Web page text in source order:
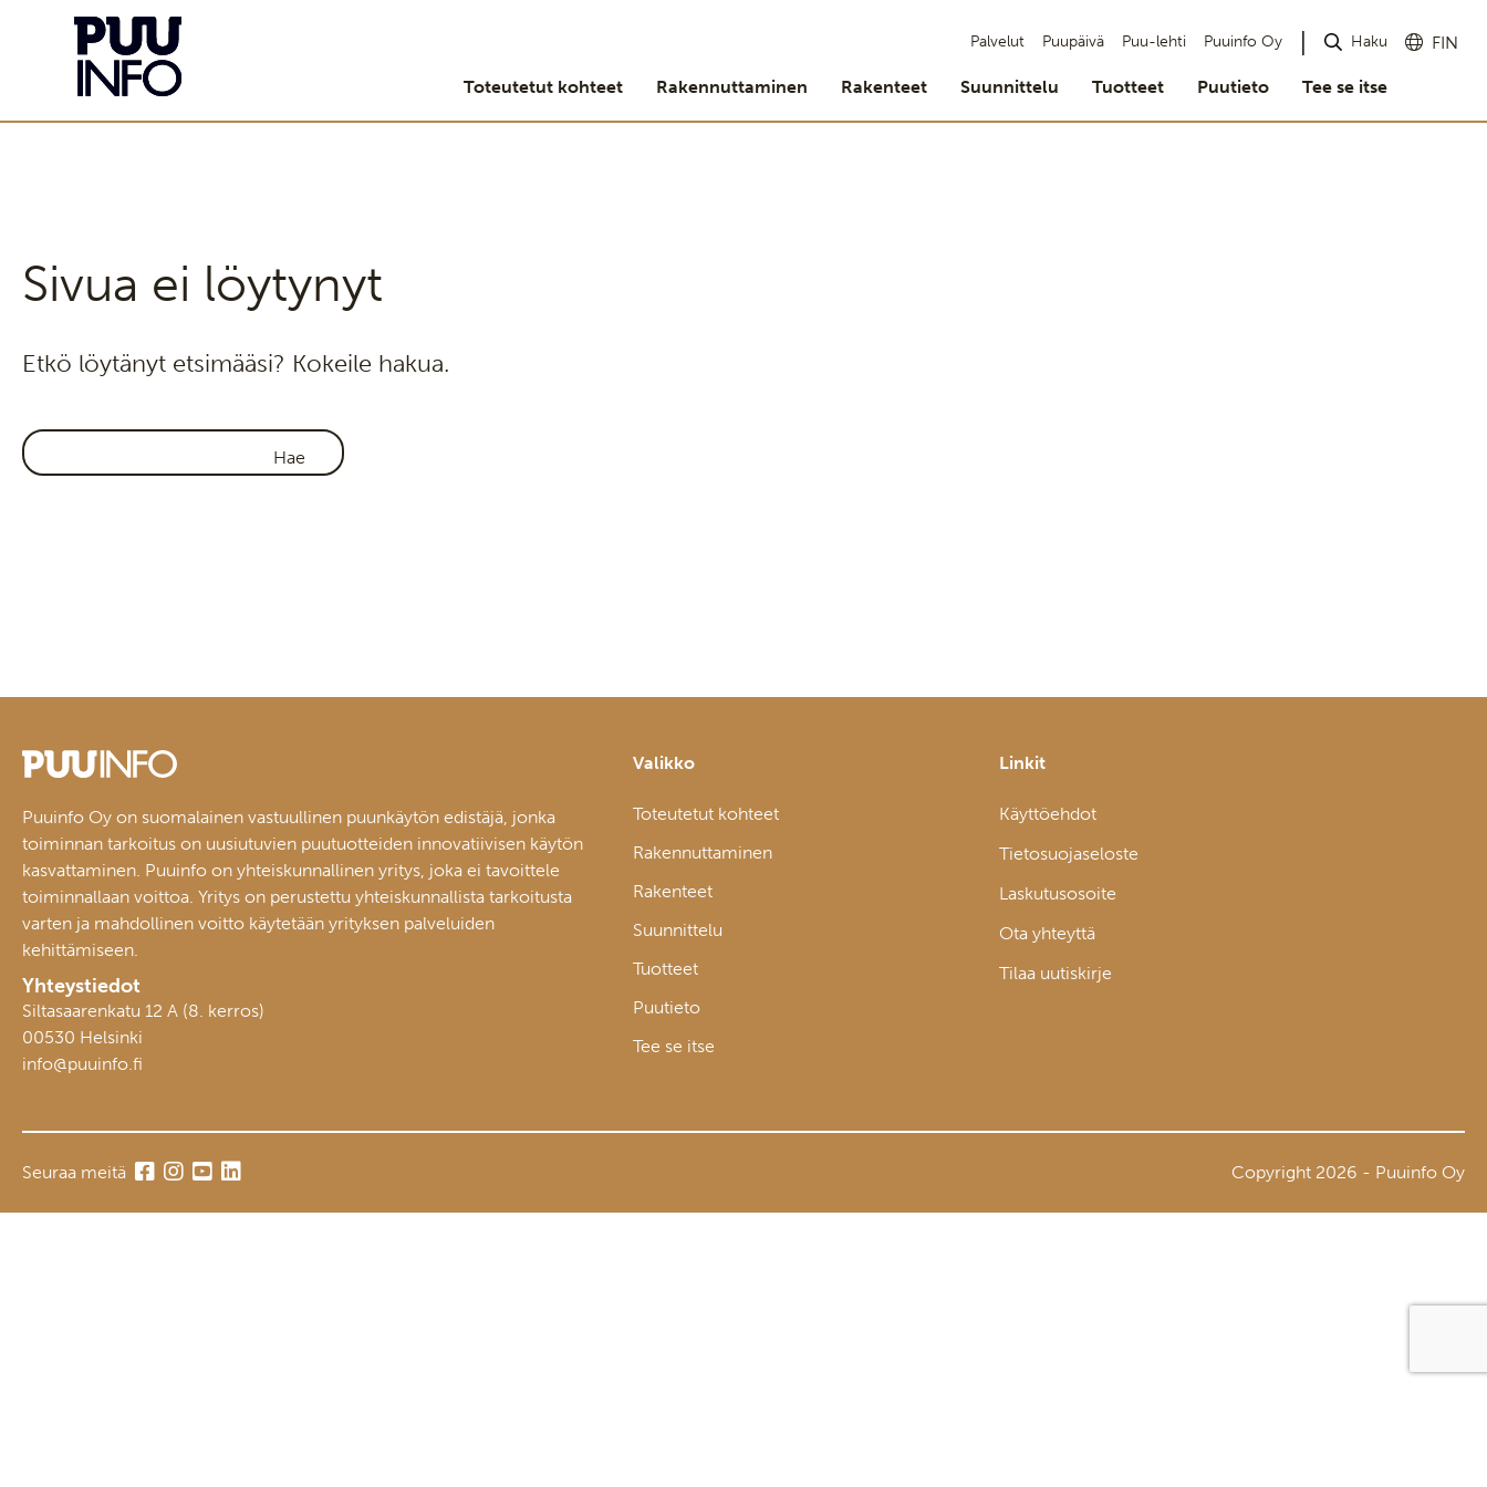
Palvelut Puupäivä Puu-lehti Puuinfo Oy Haku FIN
Toteutetut kohteet Rakennuttaminen Rakenteet Suunnittelu Tuotteet Puutieto Tee se itse
Sivua ei löytynyt
Etkö löytänyt etsimääsi? Kokeile hakua.
Puuinfo Oy on suomalainen vastuullinen puunkäytön edistäjä, jonka
toiminnan tarkoitus on uusiutuvien puutuotteiden innovatiivisen käytön
kasvattaminen. Puuinfo on yhteiskunnallinen yritys, joka ei tavoittele
toiminnallaan voittoa. Yritys on perustettu yhteiskunnallista tarkoitusta
varten ja mahdollinen voitto käytetään yrityksen palveluiden
kehittämiseen.
Yhteystiedot
Siltasaarenkatu 12 A (8. kerros)
00530 Helsinki
info@puuinfo.fi
Valikko
Toteutetut kohteet
Rakennuttaminen
Rakenteet
Suunnittelu
Tuotteet
Puutieto
Tee se itse
Linkit
Käyttöehdot
Tietosuojaseloste
Laskutusosoite
Ota yhteyttä
Tilaa uutiskirje
Seuraa meitä Copyright 2026 - Puuinfo Oy